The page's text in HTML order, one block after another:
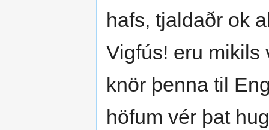
hafs, tjaldaðr ok
Vigfús! eru mikils
knör þenna til
höfum vér þat